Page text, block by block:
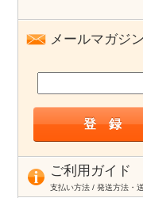
メールマガジ
ご利用ガイド
支払い方法 / 発送方法・